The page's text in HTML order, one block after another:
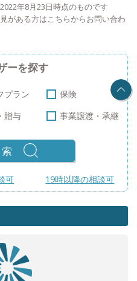
年8月23日時点のものです
がある方はこちらからお問い合わ
ーを探す
プラン
保険
贈与 事業譲渡・承継
可 19時以降の相談可